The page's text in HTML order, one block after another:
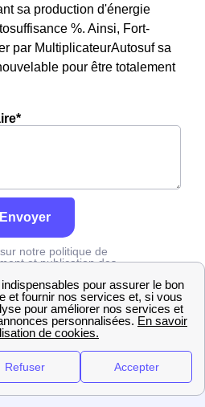
sa production d'énergie
%. Ainsi, Fort-
par MultiplicateurAutosuf sa
pour être totalement
Envoyer
notre politique de
et publication des